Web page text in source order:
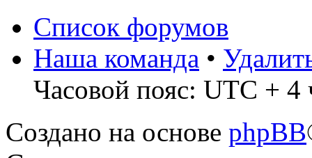
Список форумов
Наша команда •
Часовой пояс: UTC + 4
Создано на основе phpBB